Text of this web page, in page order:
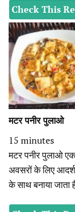
Check This
मटर पनीर पुलाओ
15 minutes
minutes
मटर पनीर पुलाओ
अवसरों के लिए
के साथ बनाया जाता